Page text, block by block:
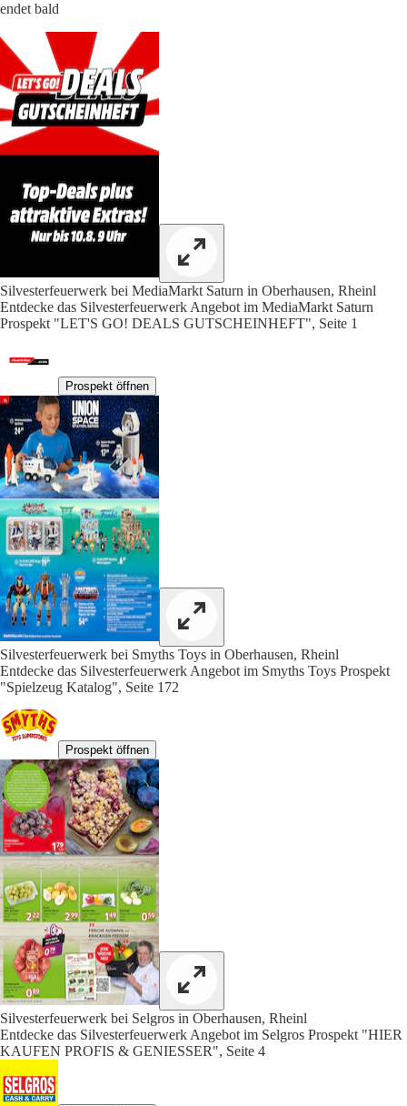
endet bald
Silvesterfeuerwerk bei MediaMarkt Saturn in Oberhausen, Rheinl
Entdecke das Silvesterfeuerwerk Angebot im MediaMarkt Saturn
Prospekt "LET'S GO! DEALS GUTSCHEINHEFT", Seite 1
Prospekt öffnen
Silvesterfeuerwerk bei Smyths Toys in Oberhausen, Rheinl
Entdecke das Silvesterfeuerwerk Angebot im Smyths Toys Prospekt
"Spielzeug Katalog", Seite 172
Prospekt öffnen
Silvesterfeuerwerk bei Selgros in Oberhausen, Rheinl
Entdecke das Silvesterfeuerwerk Angebot im Selgros Prospekt "HIER
KAUFEN PROFIS & GENIESSER", Seite 4